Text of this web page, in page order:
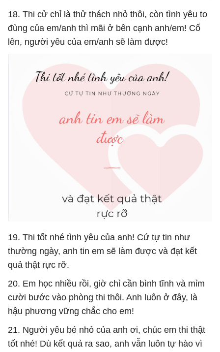
18. Thi cử chỉ là thử thách nhỏ thôi, còn tình yêu to
đùng của em/anh thì mãi ở bên cạnh anh/em! Cố
lên, người yêu của em/anh sẽ làm được!
19. Thi tốt nhé tình yêu của anh! Cứ tự tin như
thường ngày, anh tin em sẽ làm được và đạt kết
quả thật rực rỡ.
20. Em học nhiều rồi, giờ chỉ cần bình tĩnh và mỉm
cười bước vào phòng thi thôi. Anh luôn ở đây, là
hậu phương vững chắc cho em!
21. Người yêu bé nhỏ của anh ơi, chúc em thi thật
tốt nhé! Dù kết quả ra sao, anh vẫn luôn tự hào vì